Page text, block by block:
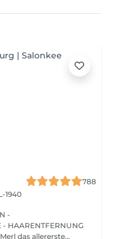
788
1940
-
- HAARENTFERNUNG
das allererste